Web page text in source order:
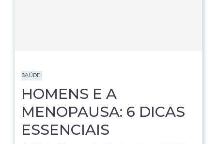
SAÚDE
HOMENS E A
MENOPAUSA: 6 DICAS
ESSENCIAIS